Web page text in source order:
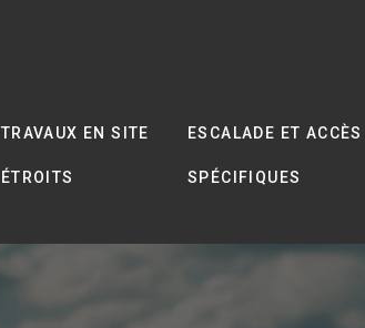
TRAVAUX EN SITE
ÉTROITS
ESCALADE ET ACCÈS
SPÉCIFIQUES